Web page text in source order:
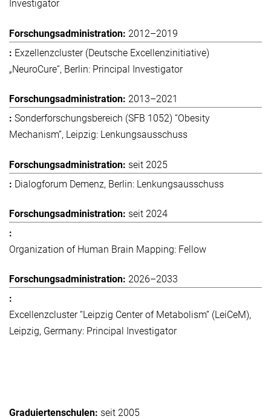
Investigator
2012–2019
Exzellenzcluster (Deutsche Excellenzinitiative)
„NeuroCure“, Berlin: Principal Investigator
2013–2021
Sonderforschungsbereich (SFB 1052) “Obesity
Mechanism”, Leipzig: Lenkungsausschuss
seit 2025
Dialogforum Demenz, Berlin: Lenkungsausschuss
seit 2024
Organization of Human Brain Mapping: Fellow
2026–2033
Excellenzcluster “Leipzig Center of Metabolism” (LeiCeM),
Leipzig, Germany: Principal Investigator
seit 2005